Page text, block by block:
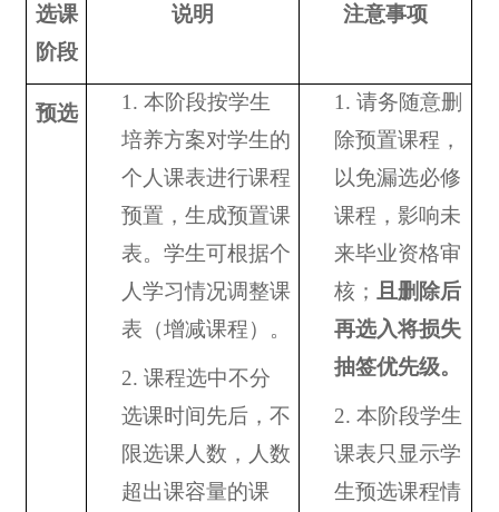
选课
阶段
说明 注意事项
预选 1.本阶段按学生
培养方案对学生的
个人课表进行课程
预置，生成预置课
表。学生可根据个
人学习情况调整课
表（增减课程）。
2.课程选中不分
选课时间先后，不
限选课人数，人数
超出课容量的课
1.请务随意删
除预置课程，
以免漏选必修
课程，影响未
来毕业资格审
核；
且删除后
再选入将损失
抽签优先级。
2.本阶段学生
课表只显示学
生预选课程情